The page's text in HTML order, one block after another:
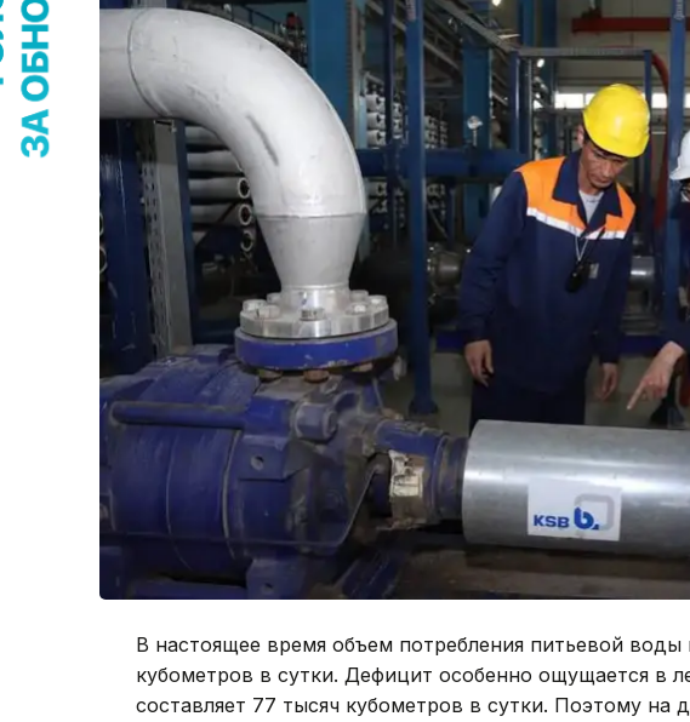
В настоящее время объем потребления питьевой воды
кубометров в сутки. Дефицит особенно ощущается в
составляет 77 тысяч кубометров в сутки. Поэтому на